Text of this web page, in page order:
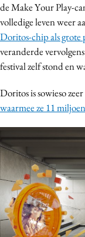
de Make Your Play-
volledige leven weer
Doritos-chip als
veranderde
festival zelf stond en
Doritos is sowieso
waarmee ze 11